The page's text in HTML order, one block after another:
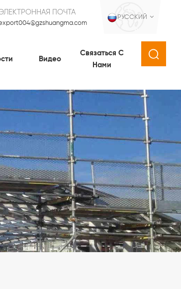
РУССКИЙ
ПОЧТА
Видео
Связаться С
Нами